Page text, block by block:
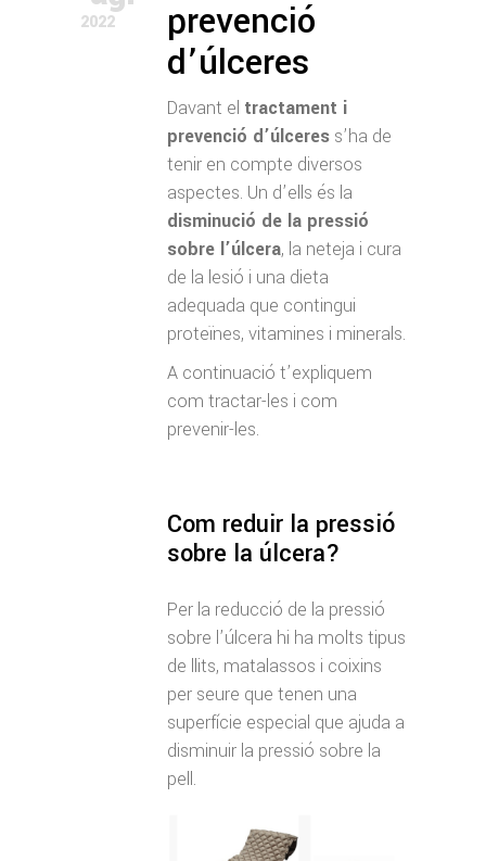
2022
prevenció
d’úlceres
Davant el tractament i
prevenció d’úlceres s’ha de
tenir en compte diversos
aspectes. Un d’ells és la
disminució de la pressió
sobre l’úlcera, la neteja i cura
de la lesió i una dieta
adequada que contingui
proteïnes, vitamines i minerals.
A continuació t’expliquem
com tractar-les i com
prevenir-les.
Com reduir la pressió
sobre la úlcera?
Per la reducció de la pressió
sobre l’úlcera hi ha molts tipus
de llits, matalassos i coixins
per seure que tenen una
superfície especial que ajuda a
disminuir la pressió sobre la
pell.